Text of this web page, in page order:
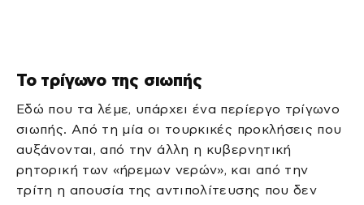
Το τρίγωνο της σιωπής
Εδώ που τα λέμε, υπάρχει ένα περίεργο τρίγωνο
σιωπής. Από τη μία οι τουρκικές προκλήσεις που
αυξάνονται, από την άλλη η κυβερνητική
ρητορική των «ήρεμων νερών», και από την
τρίτη η απουσία της αντιπολίτευσης που δεν